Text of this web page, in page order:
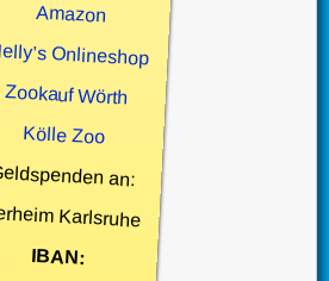
Amazon
Onlineshop
Zookauf Wörth
Kölle Zoo
an:
Karlsruhe
IBAN: